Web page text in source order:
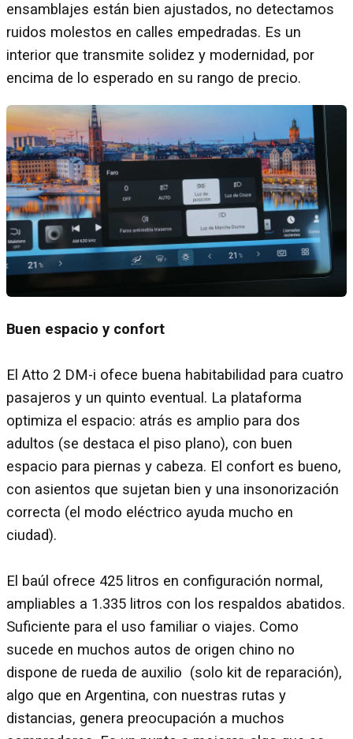
ensamblajes están bien ajustados, no detectamos
ruidos molestos en calles empedradas. Es un
interior que transmite solidez y modernidad, por
encima de lo esperado en su rango de precio.
Buen espacio y confort
El Atto 2 DM-i ofece buena habitabilidad para cuatro
pasajeros y un quinto eventual. La plataforma
optimiza el espacio: atrás es amplio para dos
adultos (se destaca el piso plano), con buen
espacio para piernas y cabeza. El confort es bueno,
con asientos que sujetan bien y una insonorización
correcta (el modo eléctrico ayuda mucho en
ciudad).
El baúl ofrece 425 litros en configuración normal,
ampliables a 1.335 litros con los respaldos abatidos.
Suficiente para el uso familiar o viajes. Como
sucede en muchos autos de origen chino no
dispone de rueda de auxilio (solo kit de reparación),
algo que en Argentina, con nuestras rutas y
distancias, genera preocupación a muchos